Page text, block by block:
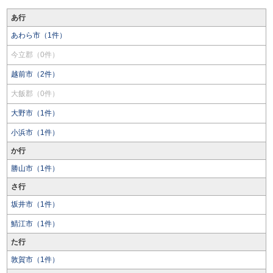
あ行
あわら市（1件）
今立郡（0件）
越前市（2件）
大飯郡（0件）
大野市（1件）
小浜市（1件）
か行
勝山市（1件）
さ行
坂井市（1件）
鯖江市（1件）
た行
敦賀市（1件）